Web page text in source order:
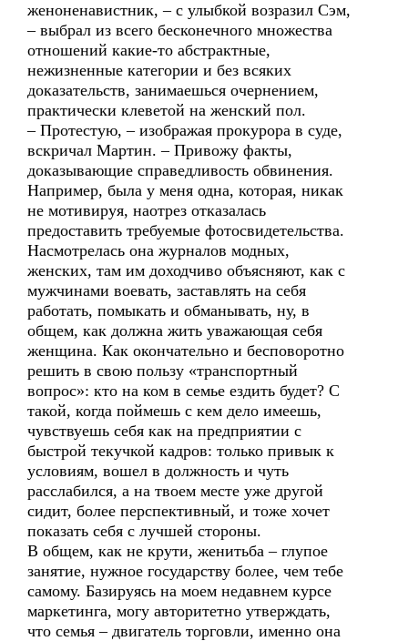
женоненавистник, – с улыбкой возразил Сэм,
– выбрал из всего бесконечного множества
отношений какие-то абстрактные,
нежизненные категории и без всяких
доказательств, занимаешься очернением,
практически клеветой на женский пол.
– Протестую, – изображая прокурора в суде,
вскричал Мартин. – Привожу факты,
доказывающие справедливость обвинения.
Например, была у меня одна, которая, никак
не мотивируя, наотрез отказалась
предоставить требуемые фотосвидетельства.
Насмотрелась она журналов модных,
женских, там им доходчиво объясняют, как с
мужчинами воевать, заставлять на себя
работать, помыкать и обманывать, ну, в
общем, как должна жить уважающая себя
женщина. Как окончательно и бесповоротно
решить в свою пользу «транспортный
вопрос»: кто на ком в семье ездить будет? С
такой, когда поймешь с кем дело имеешь,
чувствуешь себя как на предприятии с
быстрой текучкой кадров: только привык к
условиям, вошел в должность и чуть
расслабился, а на твоем месте уже другой
сидит, более перспективный, и тоже хочет
показать себя с лучшей стороны.
В общем, как не крути, женитьба – глупое
занятие, нужное государству более, чем тебе
самому. Базируясь на моем недавнем курсе
маркетинга, могу авторитетно утверждать,
что семья – двигатель торговли, именно она